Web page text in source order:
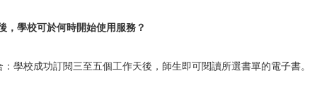
，學校可於何時開始使用服務？
學校成功訂閱三至五個工作天後，師生即可閱讀所選書單的電子書。